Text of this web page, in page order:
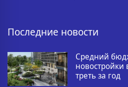
Последние новости
Средний
новостройки
треть за год